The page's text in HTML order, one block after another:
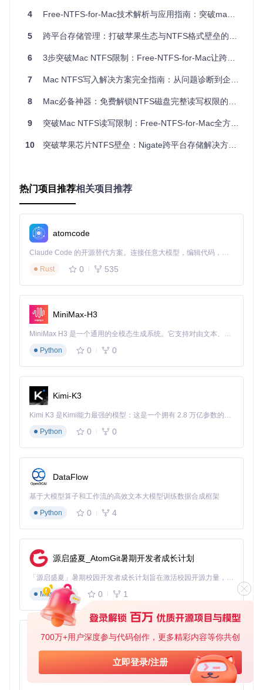
700万+用户深度参与代码创作，更多精彩内容等你共创
立即登录/注册
提供完善的图形界面和技术支持，但需要付费购买，单用户授
系统内置方案 ：通过修改macOS系统配置文件实现NTFS写入
支持，但这种方法不够稳定，可能导致系统更新后失效，且需
要一定的技术知识。
开源工具方案 ：如Free-NTFS-for-Mac，完全免费且开源，支
和命令行两种操作方式。
Free-NTFS-for-Mac相比其他方案具有明显优势：它不仅完全
源软件的灵活性和透明度。对于大多数用户而言，这是性价比
实战指南：如何快速配置Free-NTFS-for-Mac？
如何获取Free-NTFS-for-Mac工具？
要开始使用Free-NTFS-for-Mac，首先需要获取工具源码。通
过以下命令将项目克隆到本地：
推荐使用本地永久安装方式，只需执行以下命令序列：
# 将脚本下载到公共目录
curl https://fastly.jsdelivr.net/gh/hoochanlon/Free-
# 创建符号链接以便全局访问
sudo -S mkdir -p /usr/local/bin && cd /usr/local/bin &&
# 设置别名便于快速启动
echo "alias nigate='bash nigate.shortcut'"
# 使配置生效
source
安装完成后，只需在终端输入nigate命令即可启动工具。首
次运行时，系统会请求控制终端的权限，点击"好"按钮允许即
可。
Free-NTFS-for-Mac请求终端控制权限的界面，这是正常的安
全验证步骤
如何查看和识别NTFS设备？
插入NTFS存储设备后，使用以下命令查看系统中的所有磁盘
信息：
该命令会显示所有连接到Mac的存储设备及其分区信息。在输
出结果中，外部NTFS设备通常标记为"Windows_NTFS"类
型，您需要记下其标识符（如disk4s1）以便后续操作。
使用diskutil list命令查看的磁盘分区信息，NTFS分区会明确标
4 Free-NTFS-for-Mac技术解析与应用指南：突破macOS NTFS读写限制的开源解决方案
5 跨平台存储管理：打破苹果生态与NTFS格式壁垒的解决方案
6 3步突破Mac NTFS限制：Free-NTFS-for-Mac让跨平台文件传输效率提升3倍
7 Mac NTFS写入解决方案完全指南：从问题诊断到企业级应用
8 Mac必备神器：免费解锁NTFS磁盘完整读写权限的终极指南
9 突破Mac NTFS读写限制：Free-NTFS-for-Mac全方位解决方案
10 突破苹果芯片NTFS壁垒：Nigate跨平台存储解决方案全面解析
热门项目推荐相关项目推荐
atomcode
Claude Code 的开源替代方案。连接任意大模型，编辑代码，运行命令，自动验证 — 全自动执行。用 Rust 构建，极致性能。 ｜ An open-source alternative to Claude Code. Connect any LLM, edit code, run commands, and verify changes — autonomously. Built in Rust for speed. Get Started
Rust
0 535
MiniMax-H3
MiniMax H3 是一个通用的全模态生成系统。它支持对由文本、图像、视频和音频组成的多模态上下文进行统一理解，并能生成分辨率高达 2K、时长可达 15 秒的带原生立体声音频的视频。得益于面向任务泛化的系统设计，H3 在预训练阶段就已具备广泛的多模态上下文理解与生成能力，能够出色地执行复杂的多模态指令。
Python
0 0
Kimi-K3
Kimi K3 是Kimi能力最强的模型：这是一个拥有 2.8 万亿参数的混合专家（MoE）模型，具备原生视觉理解能力，并支持 100 万 token 的上下文窗口。
Python
0 0
DataFlow
基于大模型算子和工作流的高效文本大模型训练数据合成框架
Python
0 4
源启盛夏_AtomGit暑期开发者成长计划
「源启盛夏」暑期校园开发者成长计划旨在激活校园开源力量，通过积分激励、认证扶持、资源倾斜等形式，引导高校组织和开发者完成「入驻 — 建项目 — 做贡献 — 获认证 — 得资源」的完整闭环。无论你是想带领社团入驻平台的组织者，还是希望用代码贡献证明自己的开发者，都能在这里找到属于你的成长路径。
Markdown
0 1
py-xiaozhi
基于Python的Xiaozhi AI，适用于想要完整Xiaozhi体验而无需拥有专用硬件的用户。
Python
0 1